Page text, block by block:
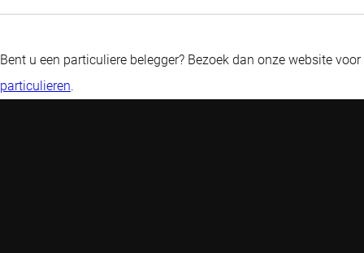
Bent u een particuliere belegger? Bezoek dan onze website voor
particulieren.